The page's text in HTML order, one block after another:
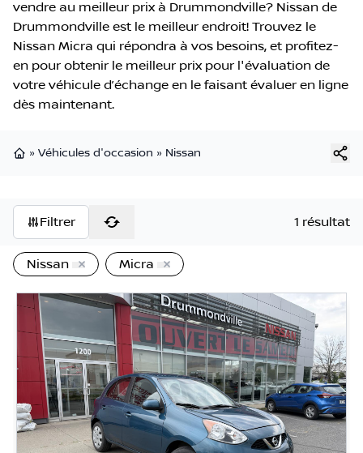
vendre au meilleur prix à Drummondville? Nissan de
Drummondville est le meilleur endroit! Trouvez le
Nissan Micra qui répondra à vos besoins, et profitez-
en pour obtenir le meilleur prix pour l'évaluation de
votre véhicule d’échange en le faisant évaluer en ligne
dès maintenant.
» Véhicules d'occasion » Nissan
Filtrer 1 résultat
Nissan Micra